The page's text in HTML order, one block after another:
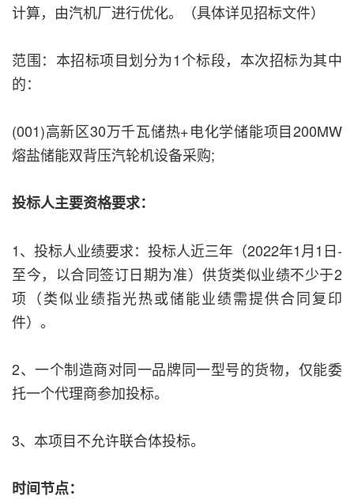
计算，由汽机厂进行优化。（具体详见招标文件）
范围：本招标项目划分为1个标段，本次招标为其中
的：
(001)高新区30万千瓦储热+电化学储能项目200MW
熔盐储能双背压汽轮机设备采购;
投标人主要资格要求：
1、投标人业绩要求：投标人近三年（2022年1月1日-
至今，以合同签订日期为准）供货类似业绩不少于2
项（类似业绩指光热或储能业绩需提供合同复印
件）。
2、一个制造商对同一品牌同一型号的货物，仅能委
托一个代理商参加投标。
3、本项目不允许联合体投标。
时间节点：